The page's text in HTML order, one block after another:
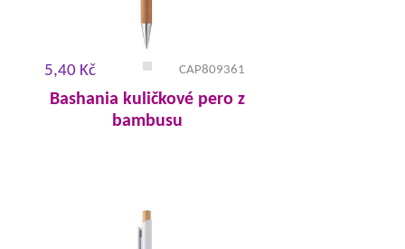
5,40 Kč CAP809361
Bashania kuličkové pero z
bambusu